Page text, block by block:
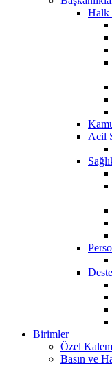
Halk
Acil
Birimler
Özel Kalem
Basın ve